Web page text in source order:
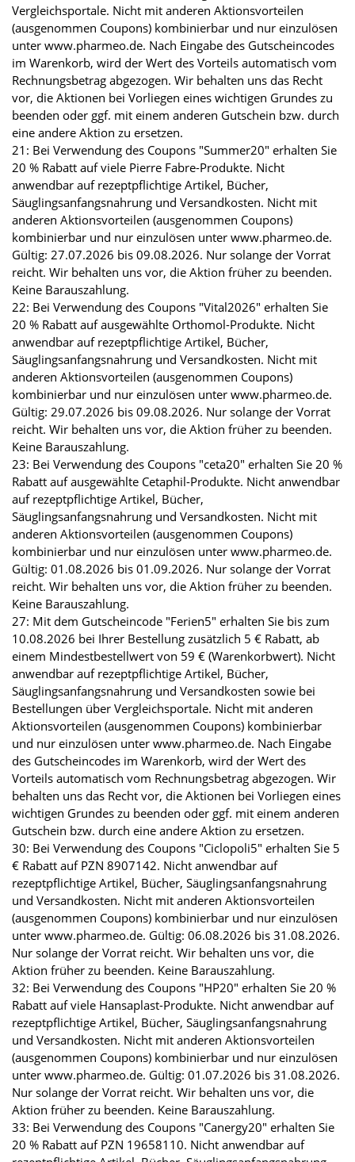
Vergleichsportale. Nicht mit anderen Aktionsvorteilen
(ausgenommen Coupons) kombinierbar und nur einzulösen
unter www.pharmeo.de. Nach Eingabe des Gutscheincodes
im Warenkorb, wird der Wert des Vorteils automatisch vom
Rechnungsbetrag abgezogen. Wir behalten uns das Recht
vor, die Aktionen bei Vorliegen eines wichtigen Grundes zu
beenden oder ggf. mit einem anderen Gutschein bzw. durch
eine andere Aktion zu ersetzen.
21: Bei Verwendung des Coupons "Summer20" erhalten Sie
20 % Rabatt auf viele Pierre Fabre-Produkte. Nicht
anwendbar auf rezeptpflichtige Artikel, Bücher,
Säuglingsanfangsnahrung und Versandkosten. Nicht mit
anderen Aktionsvorteilen (ausgenommen Coupons)
kombinierbar und nur einzulösen unter www.pharmeo.de.
Gültig: 27.07.2026 bis 09.08.2026. Nur solange der Vorrat
reicht. Wir behalten uns vor, die Aktion früher zu beenden.
Keine Barauszahlung.
22: Bei Verwendung des Coupons "Vital2026" erhalten Sie
20 % Rabatt auf ausgewählte Orthomol-Produkte. Nicht
anwendbar auf rezeptpflichtige Artikel, Bücher,
Säuglingsanfangsnahrung und Versandkosten. Nicht mit
anderen Aktionsvorteilen (ausgenommen Coupons)
kombinierbar und nur einzulösen unter www.pharmeo.de.
Gültig: 29.07.2026 bis 09.08.2026. Nur solange der Vorrat
reicht. Wir behalten uns vor, die Aktion früher zu beenden.
Keine Barauszahlung.
23: Bei Verwendung des Coupons "ceta20" erhalten Sie 20 %
Rabatt auf ausgewählte Cetaphil-Produkte. Nicht anwendbar
auf rezeptpflichtige Artikel, Bücher,
Säuglingsanfangsnahrung und Versandkosten. Nicht mit
anderen Aktionsvorteilen (ausgenommen Coupons)
kombinierbar und nur einzulösen unter www.pharmeo.de.
Gültig: 01.08.2026 bis 01.09.2026. Nur solange der Vorrat
reicht. Wir behalten uns vor, die Aktion früher zu beenden.
Keine Barauszahlung.
27: Mit dem Gutscheincode "Ferien5" erhalten Sie bis zum
10.08.2026 bei Ihrer Bestellung zusätzlich 5 € Rabatt, ab
einem Mindestbestellwert von 59 € (Warenkorbwert). Nicht
anwendbar auf rezeptpflichtige Artikel, Bücher,
Säuglingsanfangsnahrung und Versandkosten sowie bei
Bestellungen über Vergleichsportale. Nicht mit anderen
Aktionsvorteilen (ausgenommen Coupons) kombinierbar
und nur einzulösen unter www.pharmeo.de. Nach Eingabe
des Gutscheincodes im Warenkorb, wird der Wert des
Vorteils automatisch vom Rechnungsbetrag abgezogen. Wir
behalten uns das Recht vor, die Aktionen bei Vorliegen eines
wichtigen Grundes zu beenden oder ggf. mit einem anderen
Gutschein bzw. durch eine andere Aktion zu ersetzen.
30: Bei Verwendung des Coupons "Ciclopoli5" erhalten Sie 5
€ Rabatt auf PZN 8907142. Nicht anwendbar auf
rezeptpflichtige Artikel, Bücher, Säuglingsanfangsnahrung
und Versandkosten. Nicht mit anderen Aktionsvorteilen
(ausgenommen Coupons) kombinierbar und nur einzulösen
unter www.pharmeo.de. Gültig: 06.08.2026 bis 31.08.2026.
Nur solange der Vorrat reicht. Wir behalten uns vor, die
Aktion früher zu beenden. Keine Barauszahlung.
32: Bei Verwendung des Coupons "HP20" erhalten Sie 20 %
Rabatt auf viele Hansaplast-Produkte. Nicht anwendbar auf
rezeptpflichtige Artikel, Bücher, Säuglingsanfangsnahrung
und Versandkosten. Nicht mit anderen Aktionsvorteilen
(ausgenommen Coupons) kombinierbar und nur einzulösen
unter www.pharmeo.de. Gültig: 01.07.2026 bis 31.08.2026.
Nur solange der Vorrat reicht. Wir behalten uns vor, die
Aktion früher zu beenden. Keine Barauszahlung.
33: Bei Verwendung des Coupons "Canergy20" erhalten Sie
20 % Rabatt auf PZN 19658110. Nicht anwendbar auf